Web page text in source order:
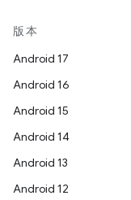
版本
Android 17
Android 16
Android 15
Android 14
Android 13
Android 12